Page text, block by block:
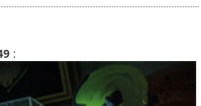
: